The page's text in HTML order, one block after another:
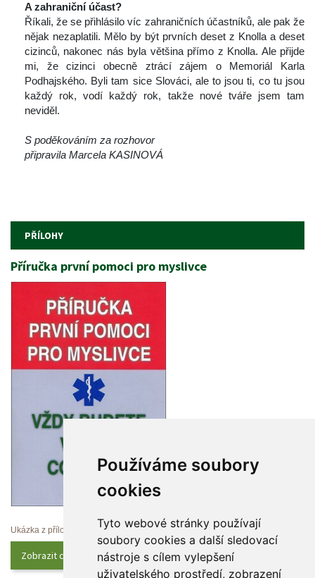
Používáme soubory
cookie
Tyto webové stránky používají
oubory cookies a další sledovací
nástroje s cílem vylepšení
uživatelského prostředí, zobrazení
A zahraniční účast?
Říkali, že se přihlásilo víc zahraničních účastníků, ale pak že
nějak nezaplatili. Mělo by být prvních deset z Knolla a deset
cizinců, nakonec nás byla většina přímo z Knolla. Ale přijde
mi, že cizinci obecně ztrácí zájem o Memoriál Karla
Podhajského. Byli tam sice Slováci, ale to jsou ti, co tu jsou
každý rok, vodí každý rok, takže nové tváře jsem tam
neviděl.
S poděkováním za rozhovor
připravila Marcela KASINOVÁ
PŘÍLOHY
Příručka první pomoci pro myslivce
Ukázka z přílohy
Zobrazit celý obsah